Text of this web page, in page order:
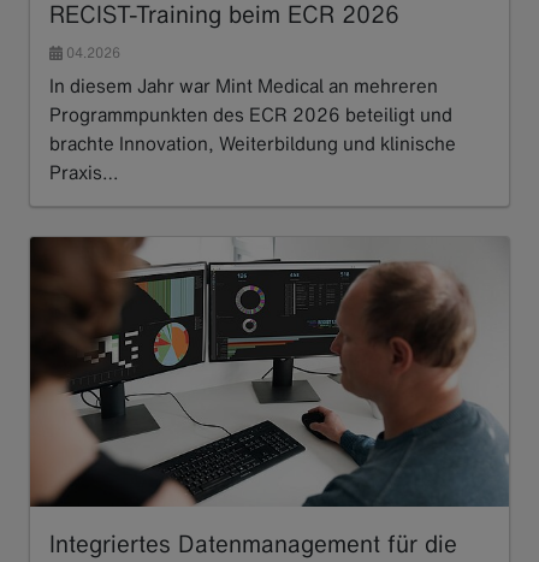
RECIST-Training beim ECR 2026
04.2026
In diesem Jahr war Mint Medical an mehreren
Programmpunkten des ECR 2026 beteiligt und
brachte Innovation, Weiterbildung und klinische
Praxis…
Integriertes Datenmanagement für die